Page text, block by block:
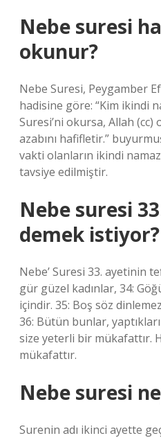
Nebe suresi
okunur?
Nebe Suresi, Peygamber
hadisine göre: “Kim ikindi
Suresi’ni okursa, Allah (cc)
azabını hafifletir.”
vakti olanların ikindi
tavsiye edilmiştir.
Nebe suresi
demek istiyor?
Nebe’ Suresi 33. ayetinin
gür güzel kadınlar, 34:
içindir. 35: Boş söz
36: Bütün bunlar,
size yeterli bir mükafattır.
mükafattır.
Nebe suresi
Surenin adı ikinci ayette